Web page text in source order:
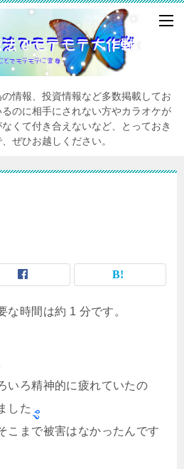
情報、投資情報など多数掲載してお
のに相手にされない方やカラオケが
くて付き合えないなど、とっておき
ぜひお越しください。
な時間は約 1 分です。
いろ精神的に疲れていたの
した
こまで被害はなかったんです